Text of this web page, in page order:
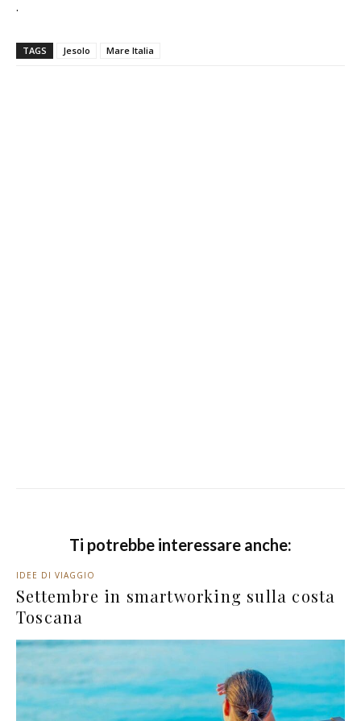
.
TAGS Jesolo Mare Italia
Ti potrebbe interessare anche:
IDEE DI VIAGGIO
Settembre in smartworking sulla costa
Toscana